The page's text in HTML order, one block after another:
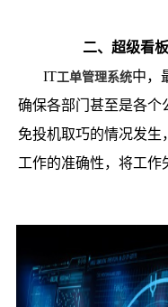
二、超级看
IT工单管理系统中，
确保各部门甚至是各个
免投机取巧的情况发生
工作的准确性，将工作